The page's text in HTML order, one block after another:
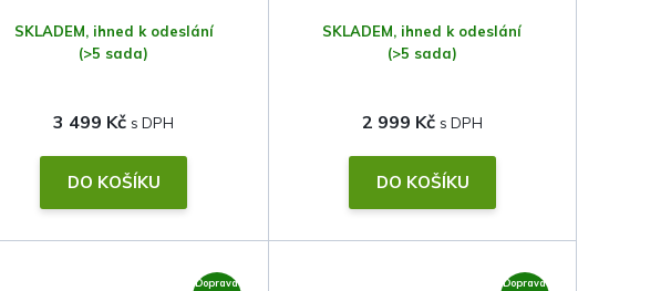
SKLADEM, ihned k odeslání
(>5 sada)
3 499 Kč
DO KOŠÍKU
SKLADEM, ihned k odeslání
(>5 sada)
2 999 Kč
DO KOŠÍKU
Doprava Doprava